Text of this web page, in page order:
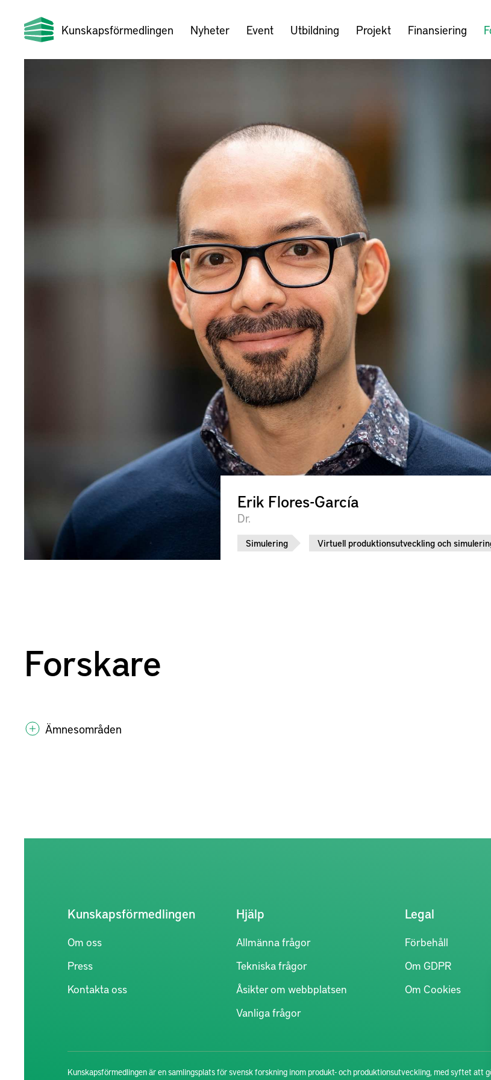
Kunskapsförmedlingen Nyheter Event Utbildning Projekt Finansiering
Erik Flores-García
Dr.
Simulering Virtuell produktionsutveckling och
Forskare
Ämnesområden
Kunskapsförmedlingen
Om oss
Press
Kontakta oss
Hjälp
Allmänna frågor
Tekniska frågor
Åsikter om webbplatsen
Vanliga frågor
Legal
Förbehåll
Om GDPR
Om Cookies
Kunskapsförmedlingen är en samlingsplats för svensk forskning inom produkt- och produktionsutveckling, med syftet att